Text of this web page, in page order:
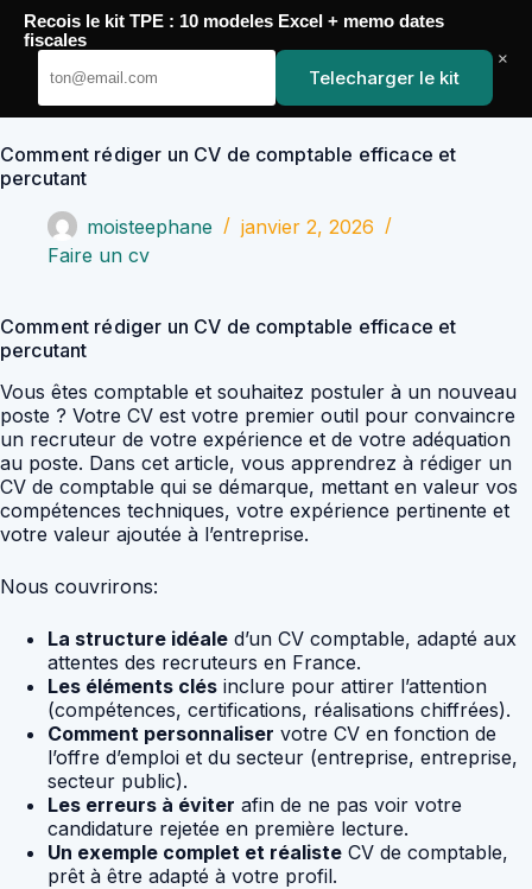
Passer
contenu
YoupiJobs
Comment rédiger un CV de comptable efficace et
percutant
moisteephane
janvier 2, 2026
Faire un cv
Comment rédiger un CV de comptable efficace et
percutant
Vous êtes comptable et souhaitez postuler à un nouveau
poste ? Votre CV est votre premier outil pour convaincre
un recruteur de votre expérience et de votre adéquation
au poste. Dans cet article, vous apprendrez à rédiger un
CV de comptable qui se démarque, mettant en valeur vos
compétences techniques, votre expérience pertinente et
votre valeur ajoutée à l’entreprise.
Nous couvrirons:
La structure idéale d’un CV comptable, adapté aux
attentes des recruteurs en France.
Les éléments clés inclure pour attirer l’attention
(compétences, certifications, réalisations chiffrées).
Comment personnaliser votre CV en fonction de
l’offre d’emploi et du secteur (entreprise, entreprise,
secteur public).
Les erreurs à éviter afin de ne pas voir votre
candidature rejetée en première lecture.
Un exemple complet et réaliste CV de comptable,
prêt à être adapté à votre profil.
Recois le kit TPE : 10 modeles Excel + memo dates
fiscales
Telecharger le kit
×